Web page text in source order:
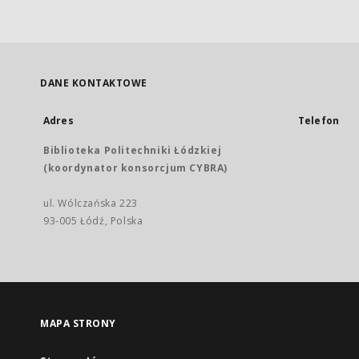
DANE KONTAKTOWE
Adres
Biblioteka Politechniki Łódzkiej
(koordynator konsorcjum CYBRA)
ul. Wólczańska 223
93-005 Łódź, Polska
Telefon
MAPA STRONY